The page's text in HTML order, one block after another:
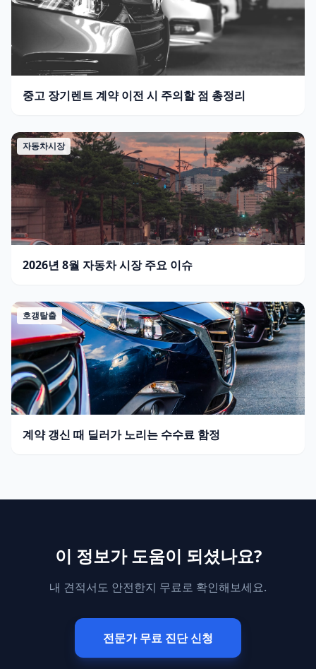
중고 장기렌트 계약 이전 시 주의할 점 총정리
자동차시장
2026년 8월 자동차 시장 주요 이슈
호갱탈출
계약 갱신 때 딜러가 노리는 수수료 함정
이 정보가 도움이 되셨나요?
내 견적서도 안전한지 무료로 확인해보세요.
전문가 무료 진단 신청